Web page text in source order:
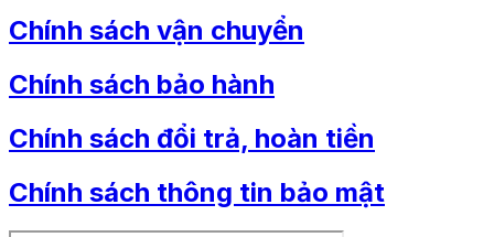
Chính sách vận chuyển
Chính sách bảo hành
Chính sách đổi trả, hoàn tiền
Chính sách thông tin bảo mật